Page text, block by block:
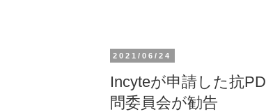
2021/06/24
Incyteが申請した抗
問委員会が勧告